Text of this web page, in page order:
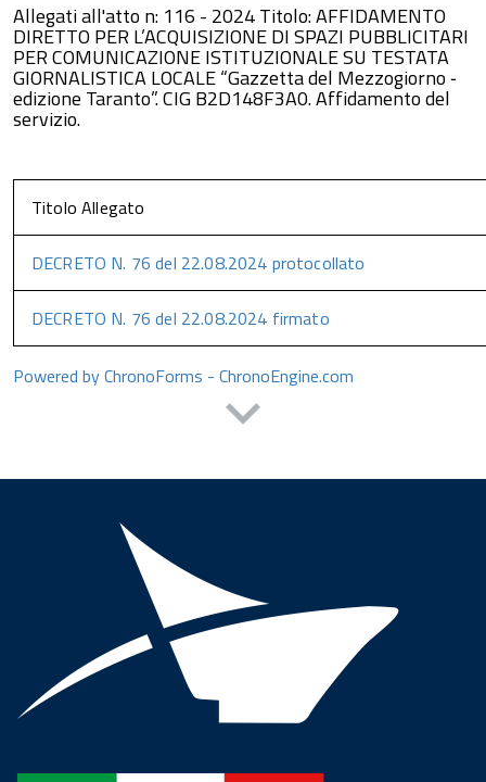
Allegati all'atto n: 116 - 2024 Titolo: AFFIDAMENTO
DIRETTO PER L’ACQUISIZIONE DI SPAZI PUBBLICITARI
PER COMUNICAZIONE ISTITUZIONALE SU TESTATA
GIORNALISTICA LOCALE “Gazzetta del Mezzogiorno ‐
edizione Taranto”. CIG B2D148F3A0. Affidamento del
servizio.
Titolo Allegato
DECRETO N. 76 del 22.08.2024 protocollato
DECRETO N. 76 del 22.08.2024 firmato
Powered by ChronoForms - ChronoEngine.com